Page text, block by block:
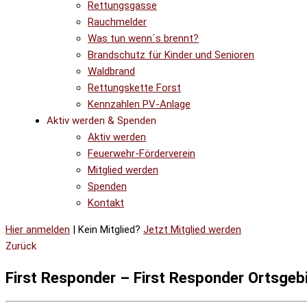
Rettungsgasse
Rauchmelder
Was tun wenn´s brennt?
Brandschutz für Kinder und Senioren
Waldbrand
Rettungskette Forst
Kennzahlen PV-Anlage
Aktiv werden & Spenden
Aktiv werden
Feuerwehr-Förderverein
Mitglied werden
Spenden
Kontakt
Hier anmelden | Kein Mitglied? Jetzt Mitglied werden
Zurück
First Responder – First Responder